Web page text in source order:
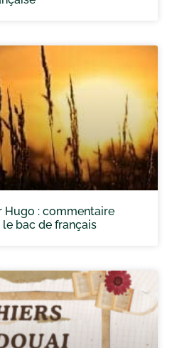
Hugo : commentaire
bac de français